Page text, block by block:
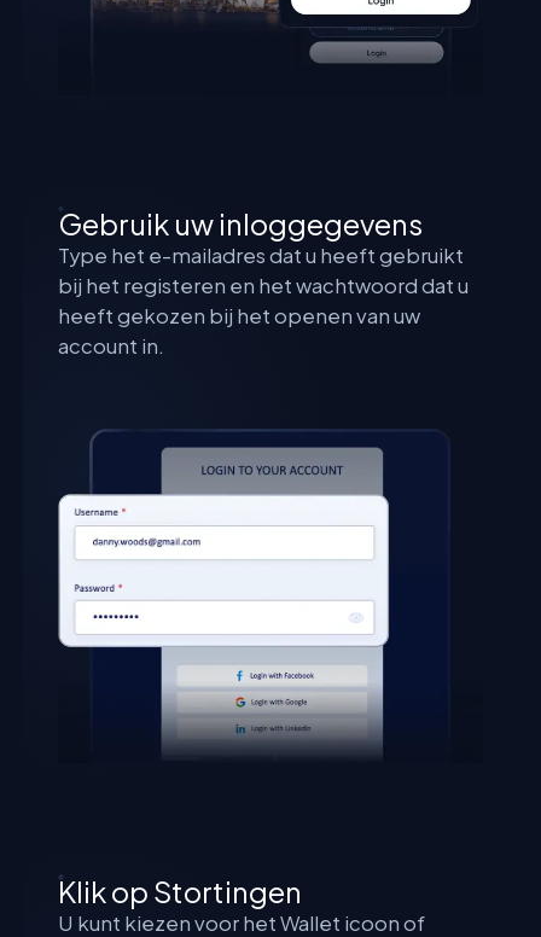
Gebruik uw inloggegevens
Type het e-mailadres dat u heeft gebruikt
bij het registeren en het wachtwoord dat u
heeft gekozen bij het openen van uw
account in.
Klik op Stortingen
U kunt kiezen voor het Wallet icoon of